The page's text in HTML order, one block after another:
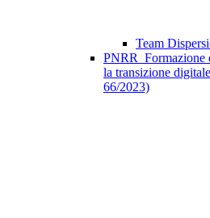
Team
PNRR_Formazione
la transizione
66/2023)